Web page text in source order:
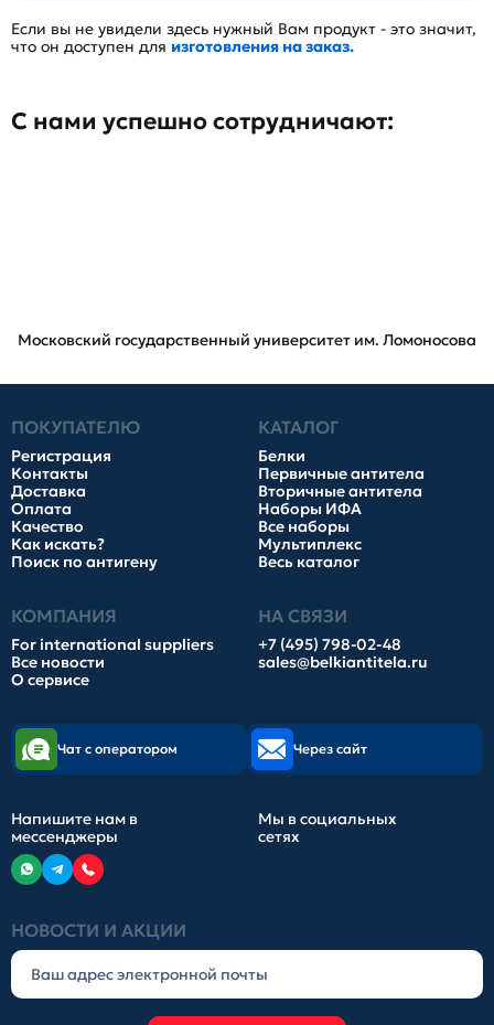
Если вы не увидели здесь нужный Вам продукт - это значит,
что он доступен для изготовления на заказ.
С нами успешно сотрудничают:
Московский государственный университет им. Ломоносова
ПОКУПАТЕЛЮ
Регистрация
Контакты
Доставка
Оплата
Качество
Как искать?
Поиск по антигену
КАТАЛОГ
Белки
Первичные антитела
Вторичные антитела
Наборы ИФА
Все наборы
Мультиплекс
Весь каталог
КОМПАНИЯ
For international suppliers
Все новости
О сервисе
НА СВЯЗИ
+7 (495) 798-02-48
sales@belkiantitela.ru
НОВОСТИ И АКЦИИ
Чат с оператором Через сайт
Напишите нам в
мессенджеры
Мы в социальных
сетях